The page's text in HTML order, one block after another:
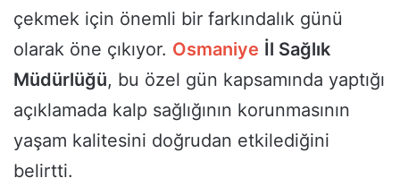
çekmek için önemli bir farkındalık günü
olarak öne çıkıyor. Osmaniye İl Sağlık
Müdürlüğü, bu özel gün kapsamında yaptığı
açıklamada kalp sağlığının korunmasının
yaşam kalitesini doğrudan etkilediğini
belirtti.